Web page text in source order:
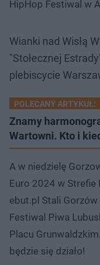
HipHop Festiwal w
Wianki nad Wisłą
"Stołecznej
plebiscycie
POLECANY ARTYKUŁ:
Znamy
Wartowni. Kto i
A w niedzielę
Euro 2024 w Strefie
ebut.pl Stali
Festiwal Piwa
Placu
będzie się działo!